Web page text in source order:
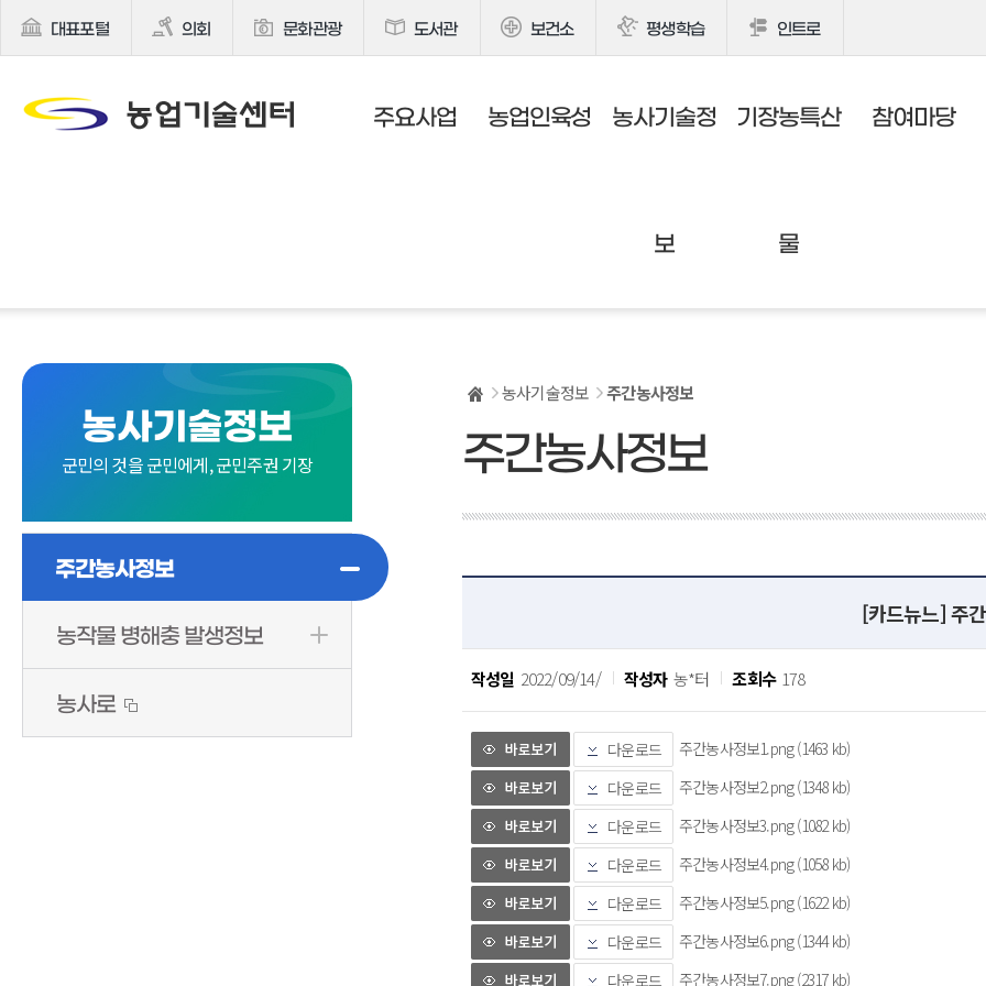
대표포털 의회 문화관광 도서관 보건소 평생학습 인트로
주요사업 농업인육성 농사기술정
보
기장농특산
물
참여마당
농사기술정보
군민의 것을 군민에게, 군민주권 기장
주간농사정보
농작물 병해충 발생정보
농사로
농사기술정보 주간농사정보
주간농사정보
[카드뉴느] 주
작성일 2022/09/14/ 작성자 농*터 조회수 178
다운로드
주간농사정보1.png (1463 kb)
다운로드
주간농사정보2.png (1348 kb)
다운로드
주간농사정보3.png (1082 kb)
다운로드
주간농사정보4.png (1058 kb)
다운로드
주간농사정보5.png (1622 kb)
다운로드
주간농사정보6.png (1344 kb)
다운로드
주간농사정보7.png (2317 kb)